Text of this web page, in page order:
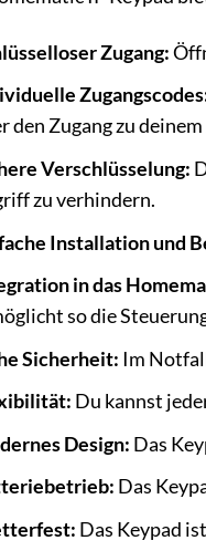
Zugang:
den Zugang zu
Verschlüsselung:
zu verhindern.
Installation und
in das
so die
Sicherheit: Im
Du kannst
Design: Das
Das
Das Keypad